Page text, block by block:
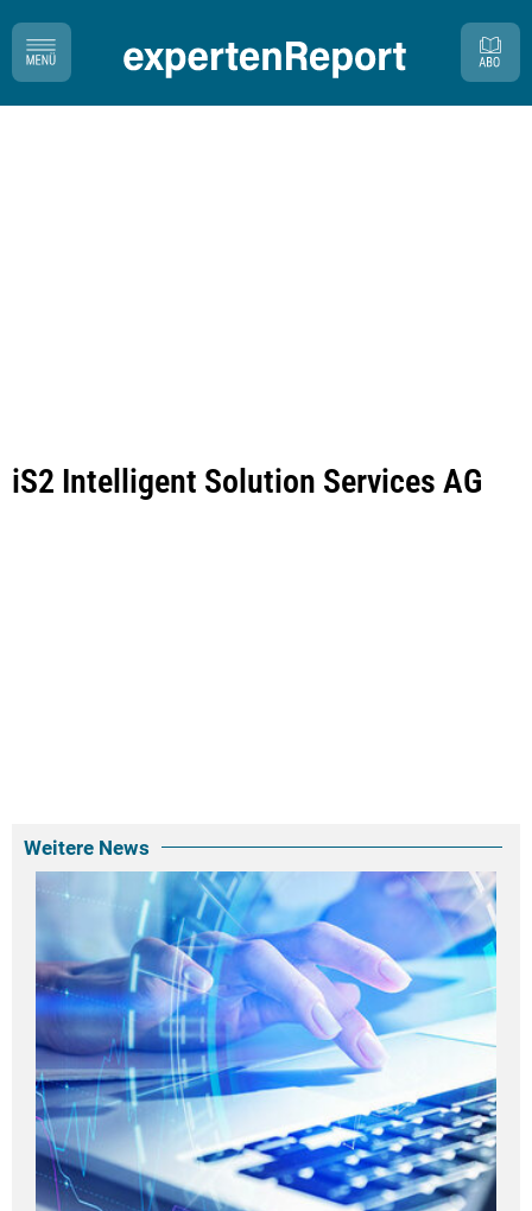
iS2 Intelligent Solution Services AG
Weitere News